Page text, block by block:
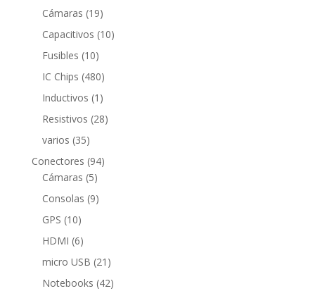
Cámaras 1919
productos
Capacitivos 1010
Fusibles 1010
productos
IC Chips 480480
productos
Inductivos 1 1
producto
Resistivos 2828
varios 3535
productos
Conectores 9494
Cámaras 55
productos
Consolas 99
GPS 1010
productos
HDMI 66
productos
micro USB 21 21
productos
Notebooks 4242